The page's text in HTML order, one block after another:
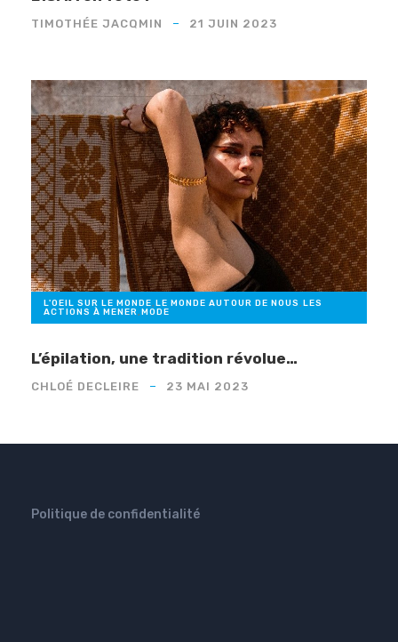
TIMOTHÉE JACQMIN 21 JUIN 2023
L'OEIL SUR LE MONDE, LE MONDE AUTOUR DE NOUS, LES
ACTIONS À MENER, MODE
L’épilation, une tradition révolue…
CHLOÉ DECLEIRE 23 MAI 2023
Politique de confidentialité